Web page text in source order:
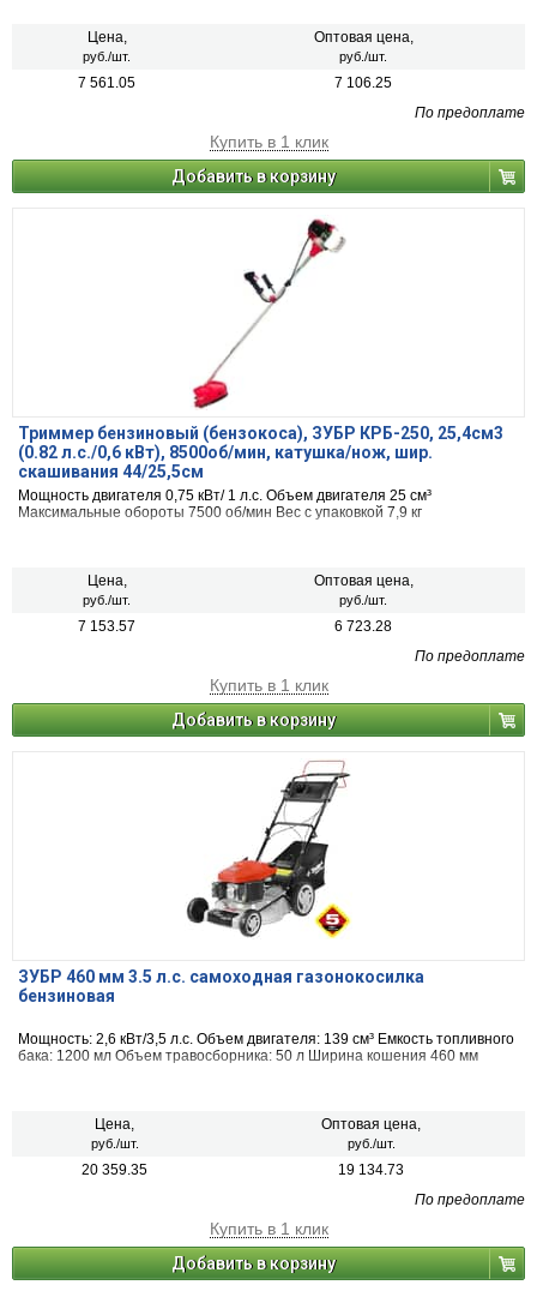
Цена,
руб./шт.
Оптовая цена,
руб./шт.
7 561.05
7 106.25
По предоплате
Купить в 1 клик
Добавить в корзину
Триммер бензиновый (бензокоса), ЗУБР КРБ-250, 25,4см3
(0.82 л.с./0,6 кВт), 8500об/мин, катушка/нож, шир.
скашивания 44/25,5см
Мощность двигателя 0,75 кВт/ 1 л.с. Объем двигателя 25 см³
Максимальные обороты 7500 об/мин Вес с упаковкой 7,9 кг
Цена,
руб./шт.
Оптовая цена,
руб./шт.
7 153.57
6 723.28
По предоплате
Купить в 1 клик
Добавить в корзину
ЗУБР 460 мм 3.5 л.с. самоходная газонокосилка
бензиновая
Мощность: 2,6 кВт/3,5 л.c. Объем двигателя: 139 см³ Емкость топливного
бака: 1200 мл Объем травосборника: 50 л Ширина кошения 460 мм
Цена,
руб./шт.
Оптовая цена,
руб./шт.
20 359.35
19 134.73
По предоплате
Купить в 1 клик
Добавить в корзину